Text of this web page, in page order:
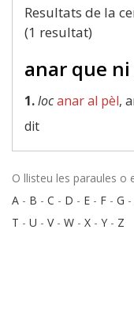
Resultats de la
(1 resultat)
anar que
1.locanar al pèl,
dit
O llisteu les paraules o
A - B - C - D - E - F - G -
T - U - V- W - X - Y - Z